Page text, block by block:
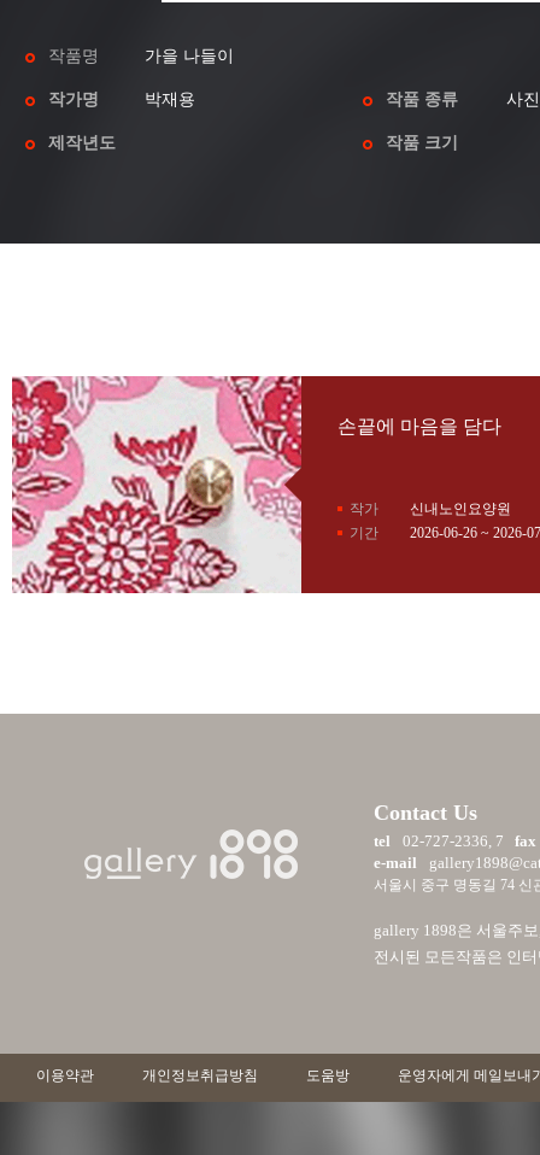
작품명 가을 나들이
작가명 박재용 작품 종류 사진
제작년도 작품 크기
손끝에 마음을 담다
작가
신내노인요양원
기간
2026-06-26 ~ 2026-
Contact Us
tel 02-727-2336, 7 fax
e-mail
서울시 중구 명동길 74 신
gallery 1898은 서울주
전시된 모든작품은 인
이용약관 개인정보취급방침 도움방 운영자에게 메일보내